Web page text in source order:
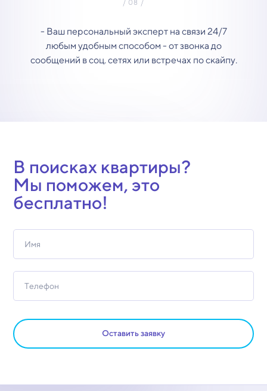
- Ваш персональный эксперт на связи 24/7
любым удобным способом - от звонка до
сообщений в соц. сетях или встречах по скайпу.
В поисках квартиры?
Мы поможем, это
бесплатно!
Оставить заявку